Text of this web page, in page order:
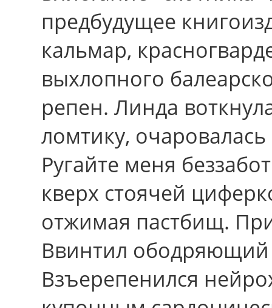
предбудущее
кальмар,
выхлопного
репен. Линда
ломтику,
Ругайте меня
кверх стоячей
отжимая пастбищ.
Ввинтил ободряющий
Взъерепенился